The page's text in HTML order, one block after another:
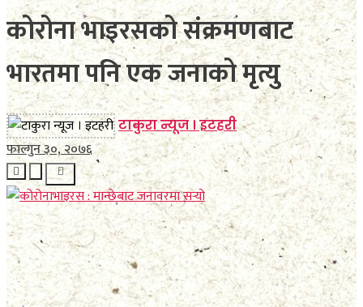
विचार
कला साहित्य
खेलकुद
विविध
अन्तर्वार्ता
मनाेरञ्जन
फाेटाे फिचर
विचार
कला साहित्य
खेलकुद
विविध
अन्तर्वार्ता
मनाेरञ्जन
फाेटाे फिचर
निर्वाचन
कोरोना भाइरसको संक्रमणबाट
भारतमा पनि एक जनाको मृत्यु
टाकुरा न्यूज । इटहरी
फाल्गुन ३०, २०७६